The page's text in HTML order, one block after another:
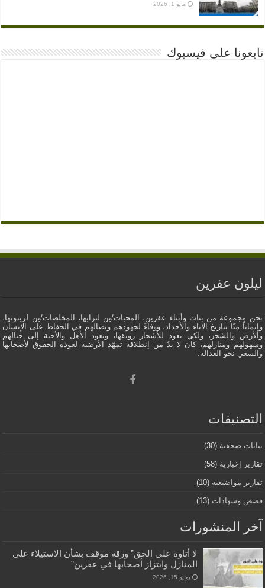
مايو 1, 2026
تابعونا على فيسبوك
ليلون عفرين
نحن مجموعة من بنات وأبناء عفرين، المحبات/ين لترابها، المخلصات/ين لزيتونها،
وإيماناً منّا بتاريخ الآباء والأجداد، ووفاءً لجهودهم ونضالهم في الحفاظ على الإنسان
والأرض والشجر، ولكي تعود للأشجار رونقها، ويعود الأهل والأحبة إلى جبالهم
وسهولهم ومنازلهم، كان لا بدّ من إنطلاقة تمهّد الأرضية لعودة الحقوق لأصحابها
والسعي نحو العدالة.
التصنيفات
بيانات صحفية (30)
تقارير إخبارية (58)
تقارير مواضيعية (10)
قصص وشهادات (13)
آخر المنشورات
لا أتاوة على الحق” ورقة موقف بشأن الاستيلاء على
المنازل وابتزاز أصحابها في عفرين”
يوليو 15, 2026